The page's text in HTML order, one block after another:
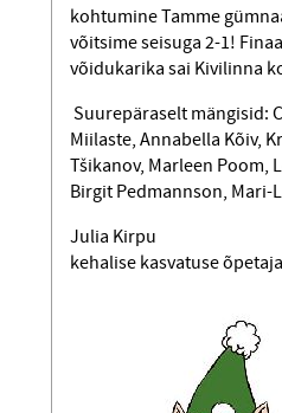
kohtumine Tamme
võitsime seisuga 2-1!
võidukarika sai Kivilinna
Suurepäraselt mängisid:
Miilaste, Annabella Kõiv,
Tšikanov, Marleen Poom,
Birgit Pedmannson, Mari-
Julia Kirpu
kehalise kasvatuse õpetaja